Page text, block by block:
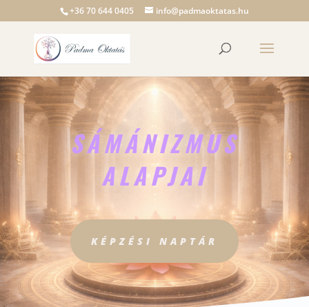
+36 70 644 0405 info@padmaoktatas.hu
SÁMÁNIZMUS
ALAPJAI
KÉPZÉSI NAPTÁR